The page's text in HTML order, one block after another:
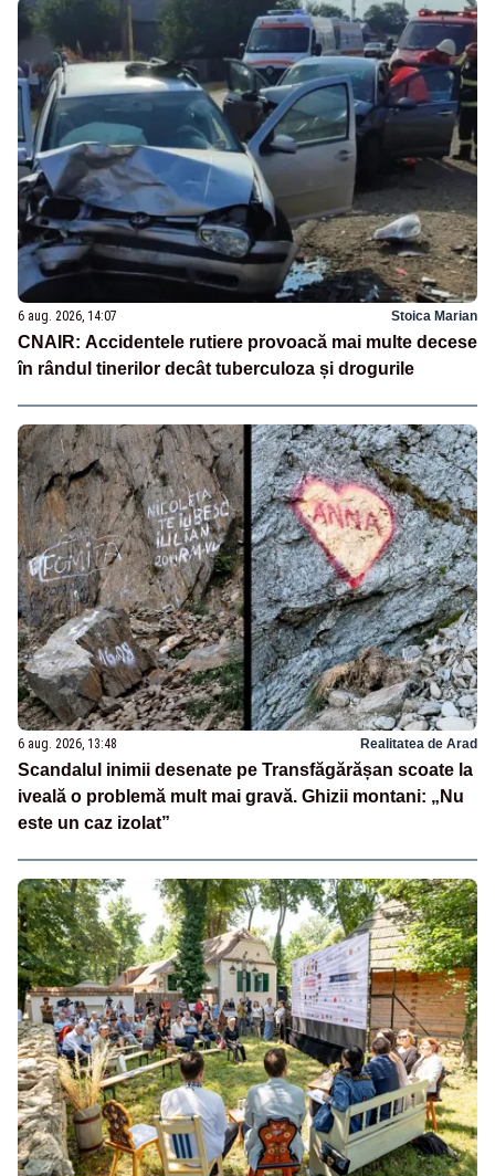
6 aug. 2026, 14:07 Stoica Marian
CNAIR: Accidentele rutiere provoacă mai multe decese
în rândul tinerilor decât tuberculoza și drogurile
6 aug. 2026, 13:48 Realitatea de Arad
Scandalul inimii desenate pe Transfăgărășan scoate la
iveală o problemă mult mai gravă. Ghizii montani: „Nu
este un caz izolat”